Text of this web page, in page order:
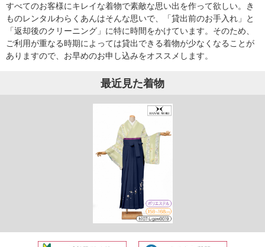
すべてのお客様にキレイな着物で素敵な思い出を作って欲しい。き
ものレンタルわらくあんはそんな思いで、「貸出前のお手入れ」と
「返却後のクリーニング」に特に時間をかけています。そのため、
ご利用が重なる時期によっては貸出できる着物が少なくなることが
ありますので、お早めのお申し込みをオススメします。
最近見た着物